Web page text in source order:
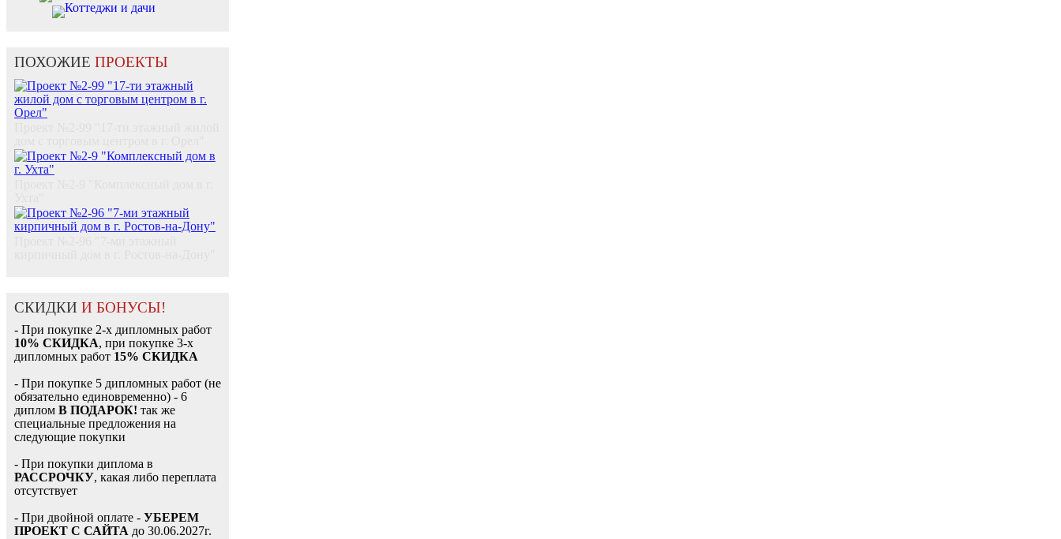
Коттеджи и дачи
ПОХОЖИЕ ПРОЕКТЫ
СКИДКИ И БОНУСЫ!
- При покупке 2-х дипломных работ
10% СКИДКА, при покупке 3-х
дипломных работ 15% СКИДКА
- При покупке 5 дипломных работ (не
обязательно единовременно) - 6
диплом В ПОДАРОК! так же
специальные предложения на
следующие покупки
- При покупки диплома в
РАССРОЧКУ, какая либо переплата
отсутствует
- При двойной оплате - УБЕРЕМ
ПРОЕКТ С САЙТА до 30.06.2027г.